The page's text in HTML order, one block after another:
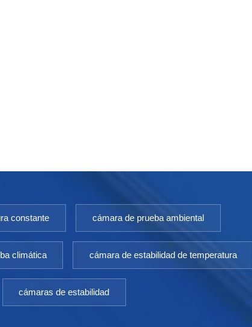
constante cámara de prueba ambiental
climática cámara de estabilidad de temperatura
cámaras de estabilidad